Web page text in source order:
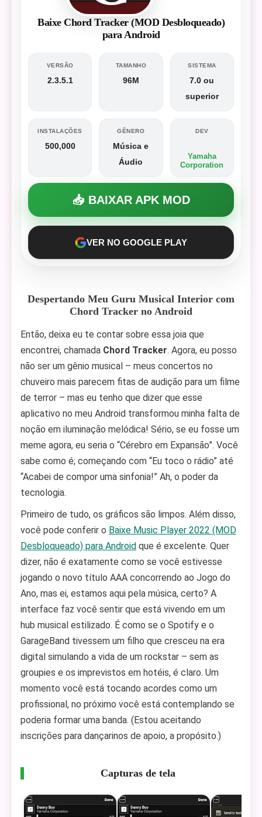
Baixe Chord Tracker (MOD Desbloqueado)
para Android
VERSÃO
2.3.5.1
TAMANHO
96M
SISTEMA
7.0 ou
superior
INSTALAÇÕES
500,000
GÊNERO
Música e
Áudio
DEV
Yamaha
Corporation
📥 BAIXAR APK MOD
VER NO GOOGLE PLAY
Despertando Meu Guru Musical Interior com
Chord Tracker no Android
Então, deixa eu te contar sobre essa joia que
encontrei, chamada Chord Tracker. Agora, eu posso
não ser um gênio musical – meus concertos no
chuveiro mais parecem fitas de audição para um filme
de terror – mas eu tenho que dizer que esse
aplicativo no meu Android transformou minha falta de
noção em iluminação melódica! Sério, se eu fosse um
meme agora, eu seria o “Cérebro em Expansão”. Você
sabe como é; começando com “Eu toco o rádio” até
“Acabei de compor uma sinfonia!” Ah, o poder da
tecnologia.
Primeiro de tudo, os gráficos são limpos. Além disso,
você pode conferir o Baixe Music Player 2022 (MOD
Desbloqueado) para Android que é excelente. Quer
dizer, não é exatamente como se você estivesse
jogando o novo título AAA concorrendo ao Jogo do
Ano, mas ei, estamos aqui pela música, certo? A
interface faz você sentir que está vivendo em um
hub musical estilizado. É como se o Spotify e o
GarageBand tivessem um filho que cresceu na era
digital simulando a vida de um rockstar – sem as
groupies e os imprevistos em hotéis, é claro. Um
momento você está tocando acordes como um
profissional, no próximo você está contemplando se
poderia formar uma banda. (Estou aceitando
inscrições para dançarinos de apoio, a propósito.)
Capturas de tela